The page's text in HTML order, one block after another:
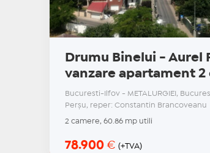
Drumu Binelui - Aurel
vanzare apartament 2
Bucuresti-Ilfov - METALURGIEI,
Perşu, reper: Constantin Brancoveanu
2 camere, 60.86 mp utili
78.900 € (+TVA)